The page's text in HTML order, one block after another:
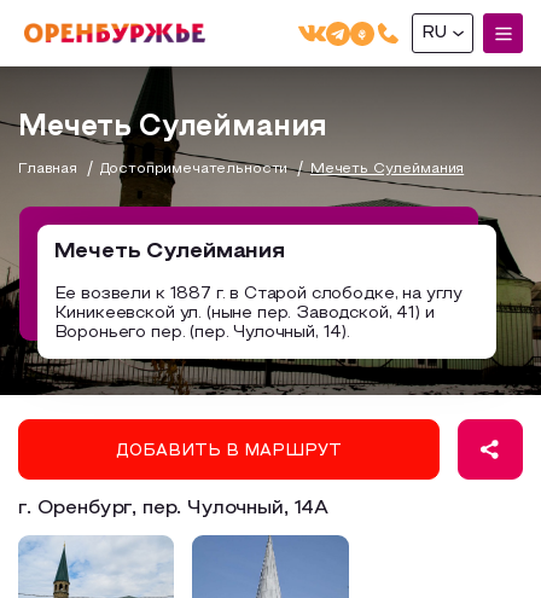
О РЕГИОНЕ
О регионе
Бузулук и Бузулукский район
Соль-Илецкий район
МОЙ МАРШРУТ
Маршруты от туроператоров
Промышленный туризм
Сельский туризм
Автотуризм
Образовательный туризм
ГДЕ ПОЕСТЬ
ГДЕ ОСТАНОВИТЬСЯ
НАЦИОНАЛЬНЫЙ ТУРИСТСКИЙ МАРШРУТ
RU
Русский(RU)
Мечеть Сулеймания
Главная Достопримечательности Мечеть Сулеймания
Мечеть Сулеймания
Ее возвели к 1887 г. в Старой слободке, на углу
Киникеевской ул. (ныне пер. Заводской, 41) и
Вороньего пер. (пер. Чулочный, 14).
ДОБАВИТЬ В МАРШРУТ
г. Оренбург, пер. Чулочный, 14А